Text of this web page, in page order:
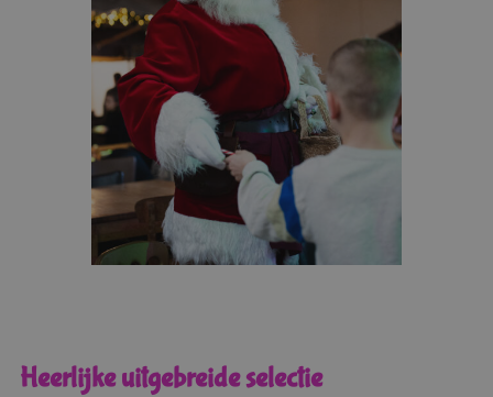
Heerlijke uitgebreide selectie